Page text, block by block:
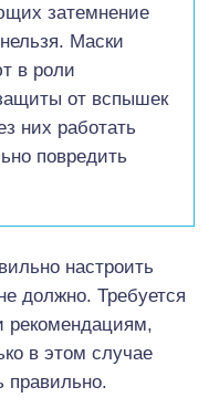
затемнение
Маски
в роли
от вспышек
них работать
повредить
настроить
должно. Требуется
рекомендациям,
в этом случае
правильно.